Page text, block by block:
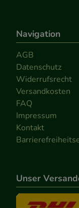
Navigation
AGB
Datenschutz
Widerrufsrecht
Versandkosten
FAQ
Impressum
Kontakt
Unser